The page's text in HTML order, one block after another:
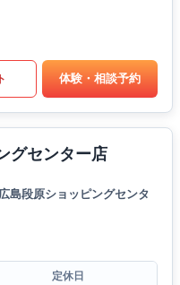
体験・相談予約
グセンター店
島段原ショッピングセンタ
定休日